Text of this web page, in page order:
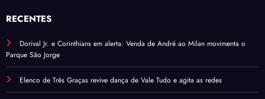
RECENTES
Dorival Jr. e Corinthians em alerta: Venda de André ao Milan movimenta o
Parque São Jorge
Elenco de Três Graças revive dança de Vale Tudo e agita as redes